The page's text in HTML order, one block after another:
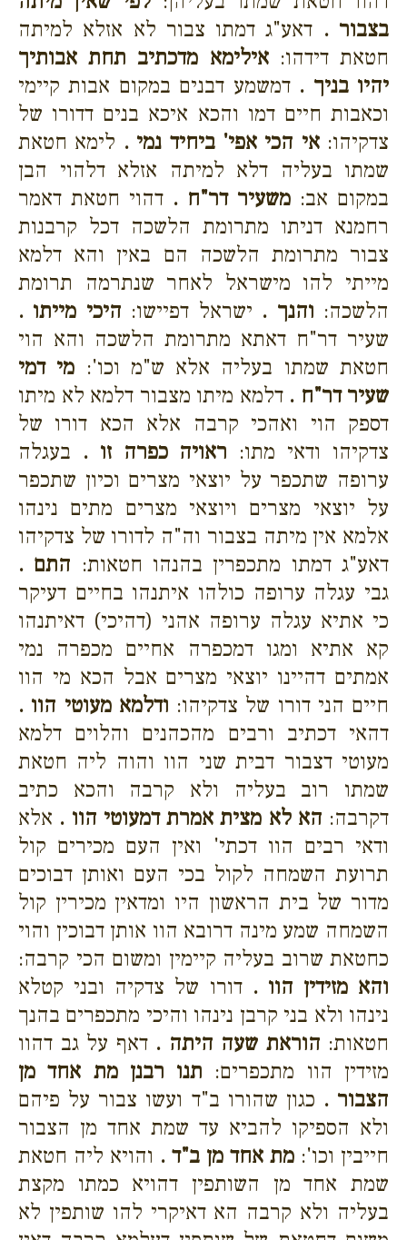
בצבור . דאע"ג דמתו צבור לא אזלא למיתה
חטאת דידהו:אילימא מדכתיב תחת אבותיך
יהיו בניך . דמשמע דבנים במקום אבות קיימי
וכאבות חיים דמו והכא איכא בנים דדורו של
צדקיהו:אי הכי אפי' ביחיד נמי . לימא חטאת
שמתו בעליה דלא למיתה אזלא דלהוי הבן
במקום אב: משעיר דר"ח . דהוי חטאת דאמר
רחמנא דניתו מתרומת הלשכה דכל קרבנות
צבור מתרומת הלשכה הם באין והא דלמא
מייתי להו מישראל לאחר שנתרמה תרומת
הלשכה: והנך . ישראל דפיישו: היכי מייתו .
שעיר דר"ח דאתא מתרומת הלשכה והא הוי
חטאת שמתו בעליה אלא ש"מ וכו': מי דמי
שעיר דר"ח . דלמא מיתו מצבור דלמא לא מיתו
דספק הוי ואהכי קרבה אלא הכא דורו של
צדקיהו ודאי מתו: ראויה כפרה זו . בעגלה
ערופה שתכפר על יוצאי מצרים וכיון שתכפר
על יוצאי מצרים ויוצאי מצרים מתים נינהו
אלמא אין מיתה בצבור וה"ה לדורו של צדקיהו
דאע"ג דמתו מתכפרין בהנהו חטאות: התם .
גבי עגלה ערופה כולהו איתנהו בחיים דעיקר
כי אתיא עגלה ערופה אהני (דהיכי) דאיתנהו
קא אתיא ומגו דמכפרה אחיים מכפרה נמי
אמתים דהיינו יוצאי מצרים אבל הכא מי הוו
חיים הני דורו של צדקיהו: ודלמא מעוטי הוו .
דהאי דכתיב ורבים מהכהנים והלוים דלמא
מעוטי דצבור דבית שני הוו והוה ליה חטאת
שמתו רוב בעליה ולא קרבה והכא כתיב
דקרבה: הא לא מצית אמרת דמעוטי הוו . אלא
ודאי רבים הוו דכתי' ואין העם מכירים קול
תרועת השמחה לקול בכי העם ואותן דבוכים
מדור של בית הראשון היו ומדאין מכירין קול
השמחה שמע מינה דרובא הוו אותן דבוכין והוי
כחטאת שרוב בעליה קיימין ומשום הכי קרבה:
והא מזידין הוו . דורו של צדקיה ובני קטלא
נינהו ולא בני קרבן נינהו והיכי מתכפרים בהנך
חטאות: הוראת שעה היתה . דאף על גב דהוו
מזידין הוו מתכפרים: תנו רבנן מת אחד מן
הצבור . כגון שהורו ב"ד ועשו צבור על פיהם
ולא הספיקו להביא עד שמת אחד מן הצבור
חייבין וכו': מת אחד מן ב"ד . והויא ליה חטאת
שמת אחד מן השותפין דהויא כמתו מקצת
בעליה ולא קרבה הא דאיקרי להו שותפין לא